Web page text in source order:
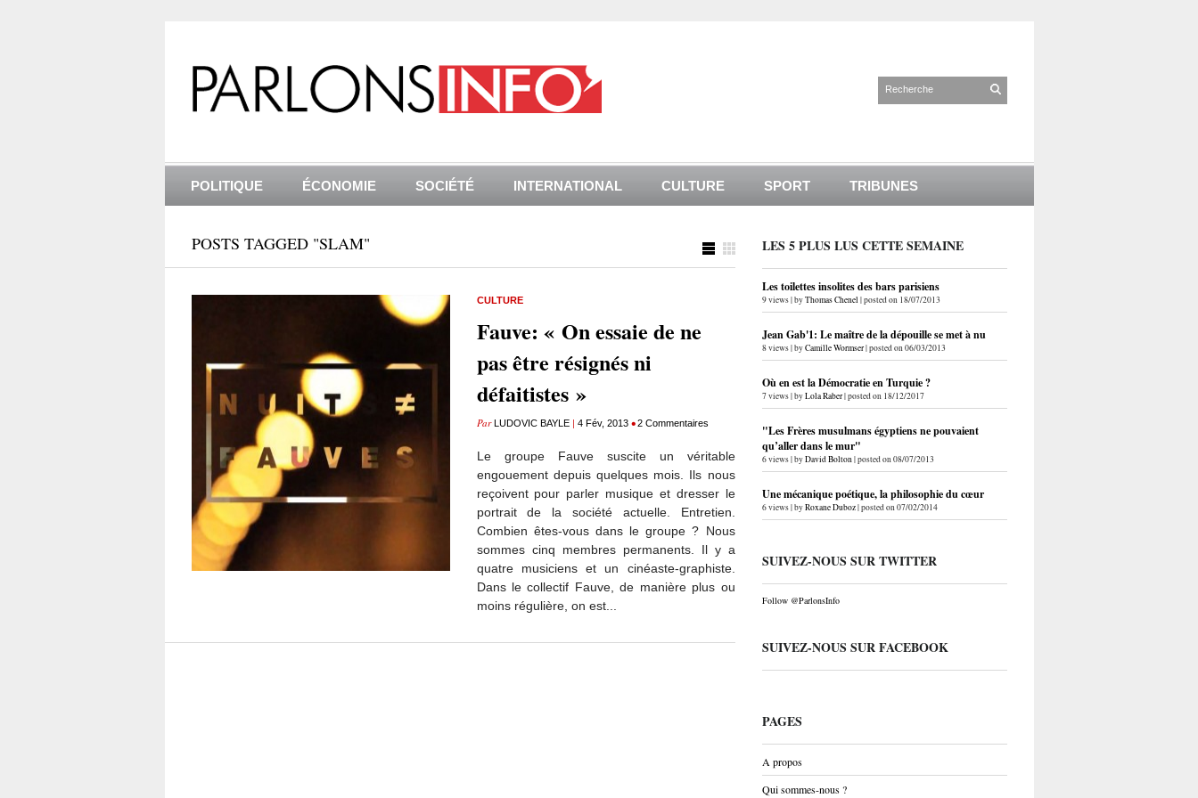
POLITIQUE ÉCONOMIE SOCIÉTÉ INTERNATIONAL CULTURE SPORT TRIBUNES
POSTS TAGGED "SLAM"
CULTURE
Fauve: « On essaie de ne
pas être résignés ni
défaitistes »
ParLUDOVIC BAYLE| 4 Fév, 2013 •2 Commentaires
Le groupe Fauve suscite un véritable
engouement depuis quelques mois. Ils nous
reçoivent pour parler musique et dresser le
portrait de la société actuelle. Entretien.
Combien êtes-vous dans le groupe ? Nous
sommes cinq membres permanents. Il y a
quatre musiciens et un cinéaste-graphiste.
Dans le collectif Fauve, de manière plus ou
moins régulière, on est...
LES 5 PLUS LUS CETTE SEMAINE
Les toilettes insolites des bars parisiens
9 views|byThomas Chenel |posted on 18/07/2013
Jean Gab'1: Le maître de la dépouille se met à nu
8 views|byCamille Wormser|posted on 06/03/2013
Où en est la Démocratie en Turquie ?
7 views|byLola Raber|posted on 18/12/2017
"Les Frères musulmans égyptiens ne pouvaient
qu’aller dans le mur"
6 views|byDavid Bolton|posted on 08/07/2013
Une mécanique poétique, la philosophie du cœur
6 views|byRoxane Duboz|posted on 07/02/2014
SUIVEZ-NOUS SUR TWITTER
Follow @ParlonsInfo
SUIVEZ-NOUS SUR FACEBOOK
PAGES
A propos
Qui sommes-nous ?